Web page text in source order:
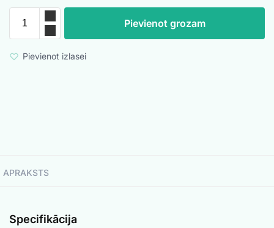
Pievienot grozam
Pievienot izlasei
APRAKSTS
Specifikācija